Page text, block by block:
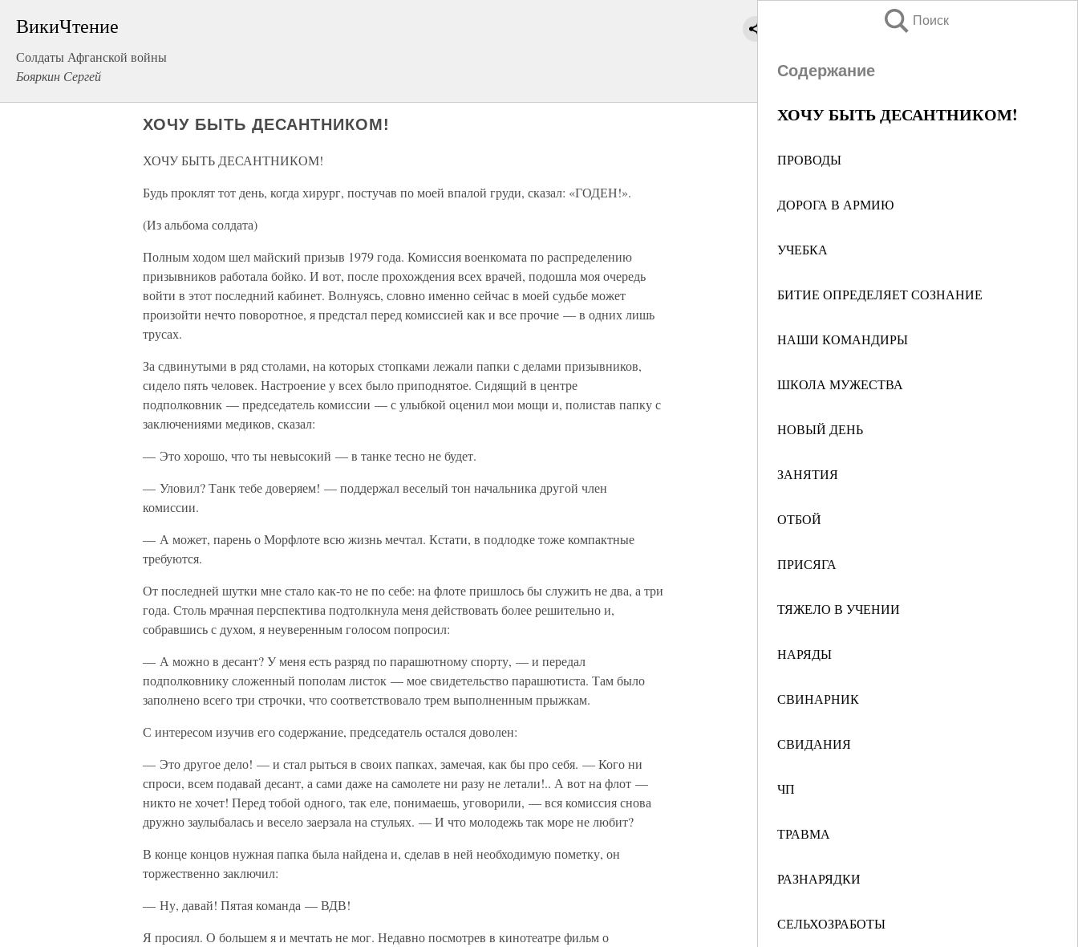
ВикиЧтение
Солдаты Афганской войны
Бояркин Сергей
Поиск
Содержание
ХОЧУ БЫТЬ ДЕСАНТНИКОМ!
ПРОВОДЫ
ДОРОГА В АРМИЮ
УЧЕБКА
БИТИЕ ОПРЕДЕЛЯЕТ СОЗНАНИЕ
НАШИ КОМАНДИРЫ
ШКОЛА МУЖЕСТВА
НОВЫЙ ДЕНЬ
ЗАНЯТИЯ
ОТБОЙ
ПРИСЯГА
ТЯЖЕЛО В УЧЕНИИ
НАРЯДЫ
СВИНАРНИК
СВИДАНИЯ
ЧП
ТРАВМА
РАЗНАРЯДКИ
СЕЛЬХОЗРАБОТЫ
ХОЧУ БЫТЬ ДЕСАНТНИКОМ!
ХОЧУ БЫТЬ ДЕСАНТНИКОМ!
Будь проклят тот день, когда хирург, постучав по моей впалой груди, сказал: «ГОДЕН!».
(Из альбома солдата)
Полным ходом шел майский призыв 1979 года. Комиссия военкомата по распределению
призывников работала бойко. И вот, после прохождения всех врачей, подошла моя очередь
войти в этот последний кабинет. Волнуясь, словно именно сейчас в моей судьбе может
произойти нечто поворотное, я предстал перед комиссией как и все прочие — в одних лишь
трусах.
За сдвинутыми в ряд столами, на которых стопками лежали папки с делами призывников,
сидело пять человек. Настроение у всех было приподнятое. Сидящий в центре
подполковник — председатель комиссии — с улыбкой оценил мои мощи и, полистав папку с
заключениями медиков, сказал:
— Это хорошо, что ты невысокий — в танке тесно не будет.
— Уловил? Танк тебе доверяем! — поддержал веселый тон начальника другой член
комиссии.
— А может, парень о Морфлоте всю жизнь мечтал. Кстати, в подлодке тоже компактные
требуются.
От последней шутки мне стало как-то не по себе: на флоте пришлось бы служить не два, а три
года. Столь мрачная перспектива подтолкнула меня действовать более решительно и,
собравшись с духом, я неуверенным голосом попросил:
— А можно в десант? У меня есть разряд по парашютному спорту, — и передал
подполковнику сложенный пополам листок — мое свидетельство парашютиста. Там было
заполнено всего три строчки, что соответствовало трем выполненным прыжкам.
С интересом изучив его содержание, председатель остался доволен:
— Это другое дело! — и стал рыться в своих папках, замечая, как бы про себя. — Кого ни
спроси, всем подавай десант, а сами даже на самолете ни разу не летали!.. А вот на флот —
никто не хочет! Перед тобой одного, так еле, понимаешь, уговорили, — вся комиссия снова
дружно заулыбалась и весело заерзала на стульях. — И что молодежь так море не любит?
В конце концов нужная папка была найдена и, сделав в ней необходимую пометку, он
торжественно заключил:
— Ну, давай! Пятая команда — ВДВ!
Я просиял. О большем я и мечтать не мог. Недавно посмотрев в кинотеатре фильм о